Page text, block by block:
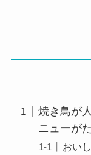
焼き鳥が
ニューが
おい